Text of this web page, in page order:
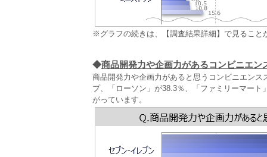
※グラフの続きは、【調査結果詳細】で見ること
◆商品開発力や企画力があるコンビニエン
商品開発力や企画力があると思うコンビニエン
プ、「ローソン」が38.3％、「ファミリーマー
がっています。